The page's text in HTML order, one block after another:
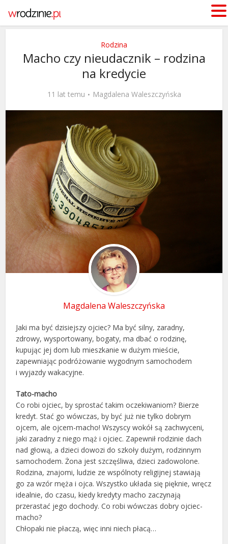
Rodzina
Macho czy nieudacznik – rodzina
na kredycie
11 lat temu Magdalena Waleszczyńska
Magdalena Waleszczyńska
Jaki ma być dzisiejszy ojciec? Ma być silny, zaradny,
zdrowy, wysportowany, bogaty, ma dbać o rodzinę,
kupując jej dom lub mieszkanie w dużym mieście,
zapewniając podróżowanie wygodnym samochodem
i wyjazdy wakacyjne.
Tato-macho
Co robi ojciec, by sprostać takim oczekiwaniom? Bierze
kredyt. Stać go wówczas, by być już nie tylko dobrym
ojcem, ale ojcem-macho! Wszyscy wokół są zachwyceni,
jaki zaradny z niego mąż i ojciec. Zapewnił rodzinie dach
nad głową, a dzieci dowozi do szkoły dużym, rodzinnym
samochodem. Żona jest szczęśliwa, dzieci zadowolone.
Rodzina, znajomi, ludzie ze wspólnoty religijnej stawiają
go za wzór męża i ojca. Wszystko układa się pięknie, wręcz
idealnie, do czasu, kiedy kredyty macho zaczynają
przerastać jego dochody. Co robi wówczas dobry ojciec-
macho?
Chłopaki nie płaczą, więc inni niech płacą…